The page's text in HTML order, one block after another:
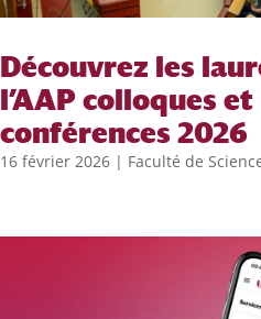
Découvrez les
l’AAP colloques et
conférences 2026
16 février 2026 | Faculté de